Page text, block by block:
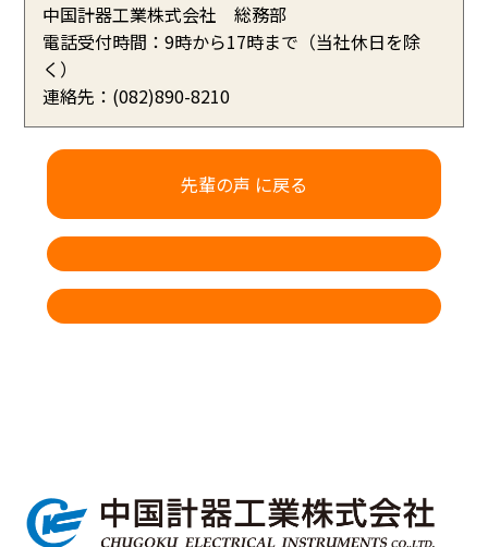
中国計器工業株式会社 総務部
電話受付時間：9時から17時まで（当社休日を除
く）
連絡先：(082)890-8210
先輩の声 に戻る